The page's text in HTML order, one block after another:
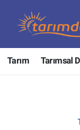
Tarım Tarımsal
Tarım
Hayvancılık
Nöbetçi
Hava Durumu